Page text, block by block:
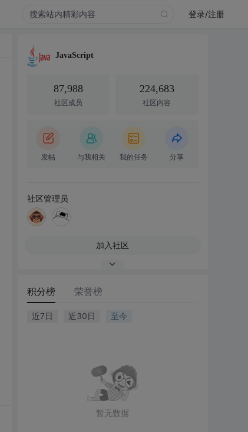
登录/注册
JavaScript
87,988
社区成员
224,683
社区内容
发帖 与我相关 我的任务 分享
社区管理员
加入社区
积分榜 荣誉榜
近7日 近30日 至今
暂无数据